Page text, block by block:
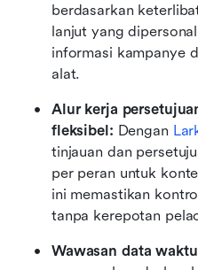
berdasarkan
lanjut yang
informasi kampanye
alat.
Alur kerja
fleksibel: Dengan
tinjauan dan
per peran untuk
ini memastikan
tanpa kerepotan
Wawasan data